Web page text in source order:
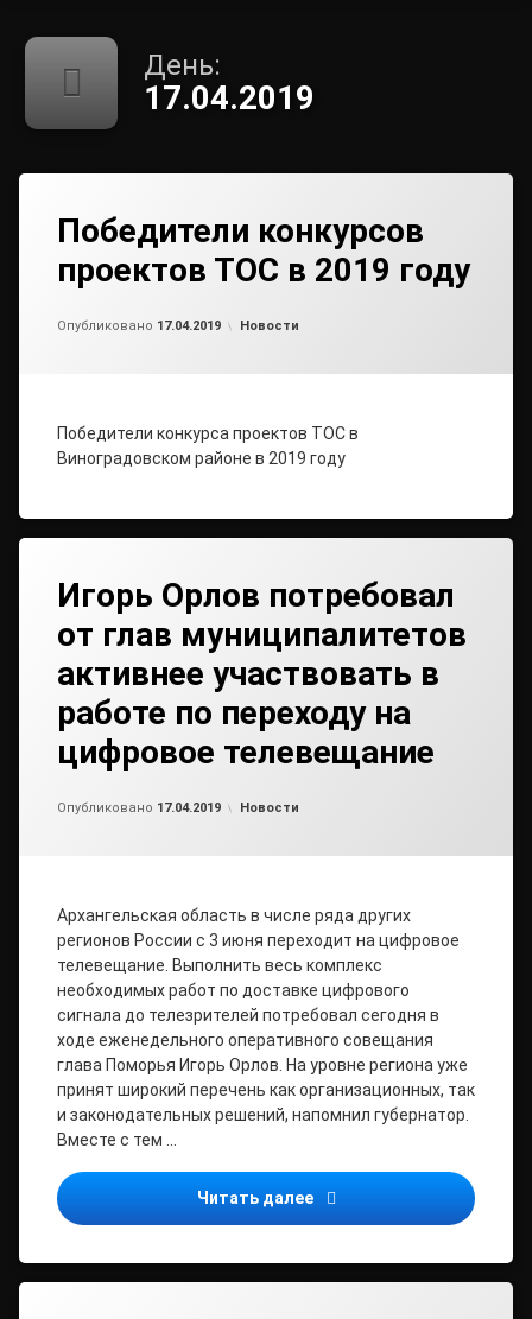
День:
17.04.2019
Победители конкурсов
проектов ТОС в 2019 году
Опубликовано 17.04.2019 Рубрики:
Новости
Победители конкурса проектов ТОС в
Виноградовском районе в 2019 году
Игорь Орлов потребовал
от глав муниципалитетов
активнее участвовать в
работе по переходу на
цифровое телевещание
Опубликовано 17.04.2019 Рубрики:
Новости
Архангельская область в числе ряда других
регионов России с 3 июня переходит на цифровое
телевещание. Выполнить весь комплекс
необходимых работ по доставке цифрового
сигнала до телезрителей потребовал сегодня в
ходе еженедельного оперативного совещания
глава Поморья Игорь Орлов. На уровне региона уже
принят широкий перечень как организационных, так
и законодательных решений, напомнил губернатор.
Вместе с тем …
Читать далее Игорь Орлов